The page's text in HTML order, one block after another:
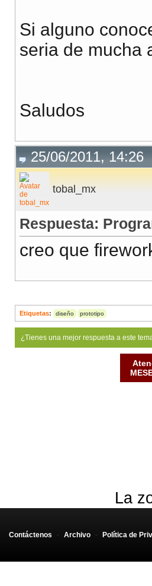
Si alguno
seria de mucha
Saludos
25/06/2011, 14:26
tobal_mx
Respuesta:
creo que
Etiquetas: diseño prototipo
¿Tienes una mejor respuesta a este
La
Contáctenos - Archivo - Política de